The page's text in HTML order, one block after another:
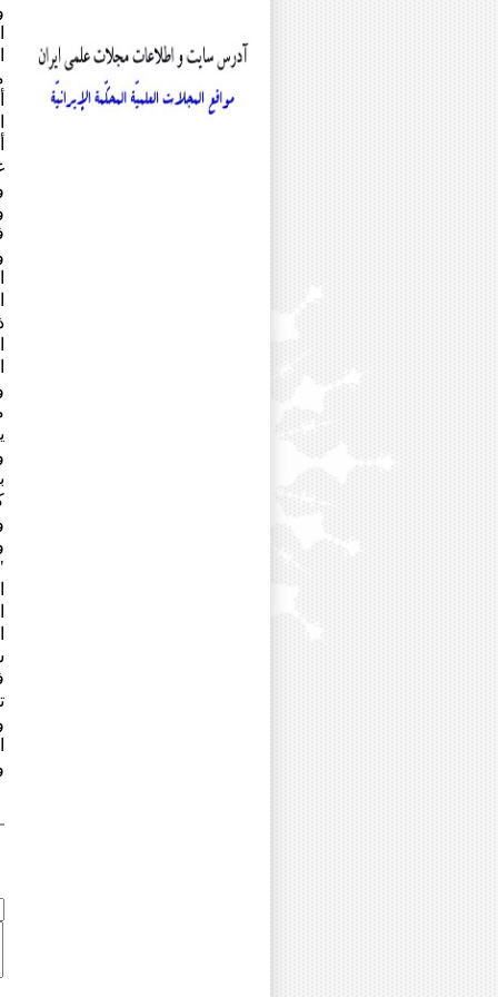
دکتر محمود شکیب انصاری
دکتر حسین شمس آبادی
دکتر محمود شهبازی
دکتر پیمان صالحی
دکتر سید علی میرلوحی